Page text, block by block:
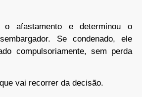
afastamento e determinou o
Se condenado, ele
compulsoriamente, sem perda
vai recorrer da decisão.